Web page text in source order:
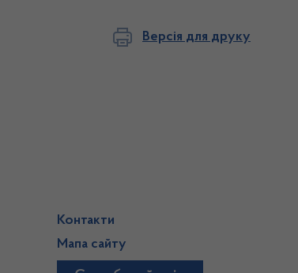
Версія для друку
Контакти
Мапа сайту